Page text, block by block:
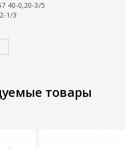
40-0,20-3/5
1/3
товары